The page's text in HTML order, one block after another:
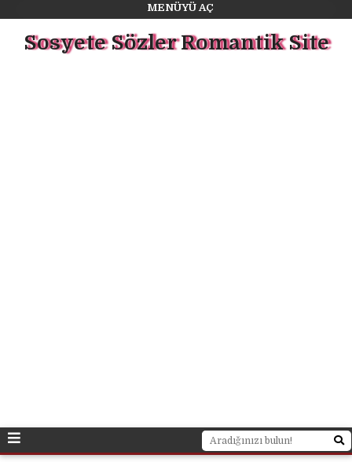
MENÜYÜ AÇ
Sosyete Sözler Romantik Site